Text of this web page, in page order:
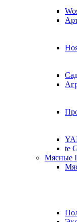
te
Мясные